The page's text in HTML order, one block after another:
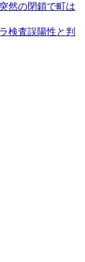
然の閉鎖で町は
検査誤陽性と判